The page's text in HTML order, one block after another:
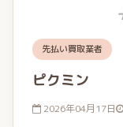
先払い買取業者
ピクミン
2026年04月17日